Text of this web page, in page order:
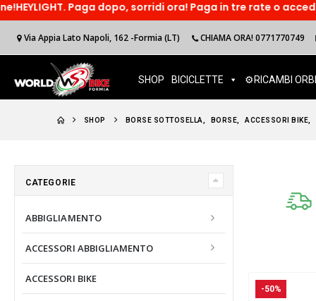
dopo, sorridi ora! Paga in tre rate o accedi ad un
Via Appia Lato Napoli, 162 -Formia (LT) CHIAMA ORA! 0771770749
SHOP BICICLETTE ⚙️RICAMBI
SHOP BORSE SOTTOSELLA BORSE ACCESSORI BIKE
-50%
CATEGORIE
ABBIGLIAMENTO
ACCESSORI ABBIGLIAMENTO
ACCESSORI BIKE